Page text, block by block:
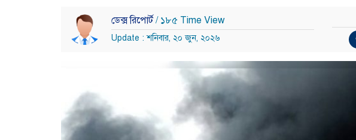
ডেক্স রিপোর্ট/ ১৮৫ Time View
Update : শনিবার, ২০ জুন, ২০২৬